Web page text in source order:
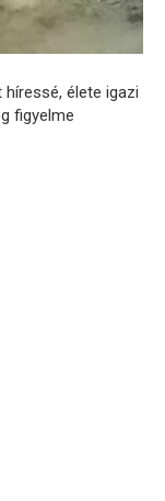
élete igazi
figyelme